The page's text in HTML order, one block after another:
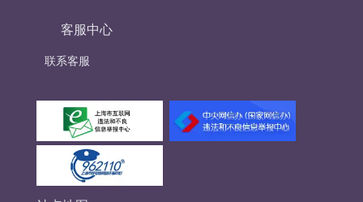
客服中心
联系客服